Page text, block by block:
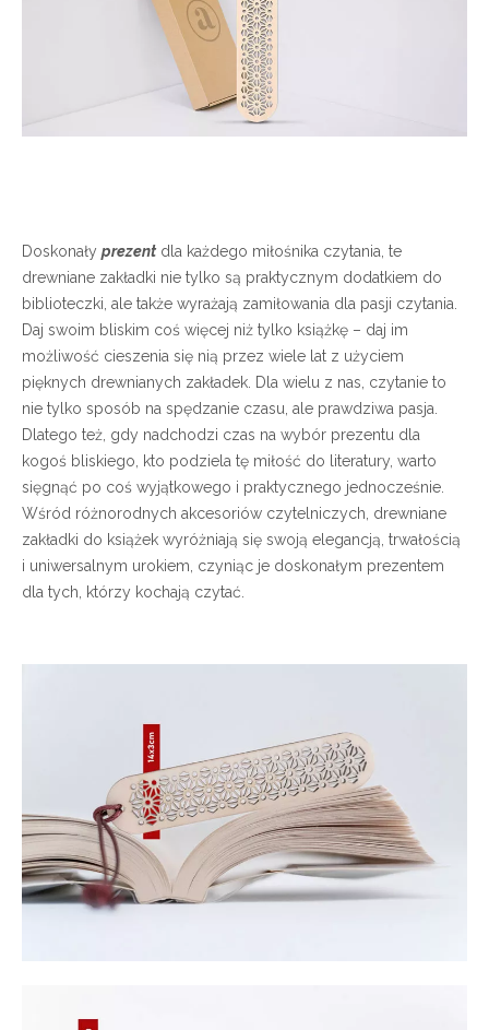
Doskonały prezentdla każdego miłośnika czytania, te
drewniane zakładki nie tylko są praktycznym dodatkiem do
biblioteczki, ale także wyrażają zamiłowania dla pasji czytania.
Daj swoim bliskim coś więcej niż tylko książkę – daj im
możliwość cieszenia się nią przez wiele lat z użyciem
pięknych drewnianych zakładek. Dla wielu z nas, czytanie to
nie tylko sposób na spędzanie czasu, ale prawdziwa pasja.
Dlatego też, gdy nadchodzi czas na wybór prezentu dla
kogoś bliskiego, kto podziela tę miłość do literatury, warto
sięgnąć po coś wyjątkowego i praktycznego jednocześnie.
Wśród różnorodnych akcesoriów czytelniczych, drewniane
zakładki do książek wyróżniają się swoją elegancją, trwałością
i uniwersalnym urokiem, czyniąc je doskonałym prezentem
dla tych, którzy kochają czytać.